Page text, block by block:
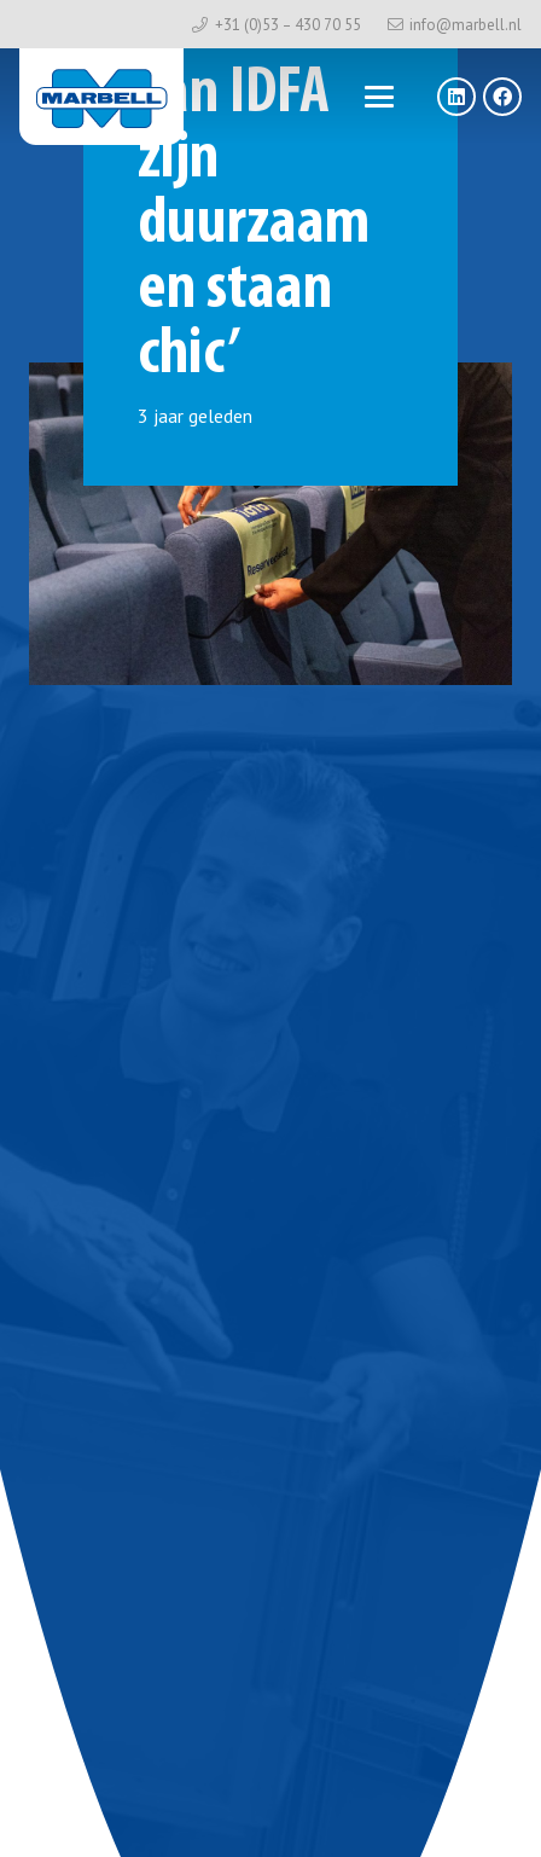
+31 (0)53 – 430 70 55 info@marbell.nl
headbanners
van IDFA
zijn
duurzaam
en staan
chic’
3 jaar geleden